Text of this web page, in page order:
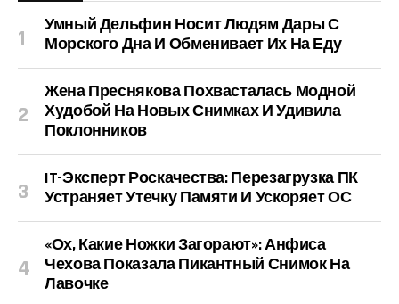
Умный Дельфин Носит Людям Дары С
Морского Дна И Обменивает Их На Еду
Жена Преснякова Похвасталась Модной
Худобой На Новых Снимках И Удивила
Поклонников
IT-Эксперт Роскачества: Перезагрузка ПК
Устраняет Утечку Памяти И Ускоряет ОС
«Ох, Какие Ножки Загорают»: Анфиса
Чехова Показала Пикантный Снимок На
Лавочке